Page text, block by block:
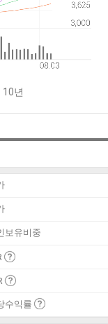
10년
보유비중
수익률